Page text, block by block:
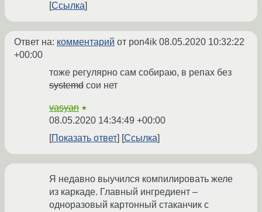
Ссылка
Ответ на: комментарий от pon4ik 08.05.2020 10:32:22
+00:00
тоже регулярно сам собираю, в репах без
systemd сои нет
vasyan ★
08.05.2020 14:34:49 +00:00
Показать ответ
Ссылка
Я недавно выучился компилировать желе
из каркаде. Главный ингредиент –
одноразовый картонный стаканчик с